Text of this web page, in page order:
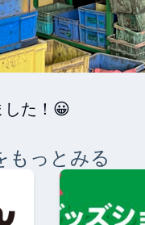
した！😀
もっとみる